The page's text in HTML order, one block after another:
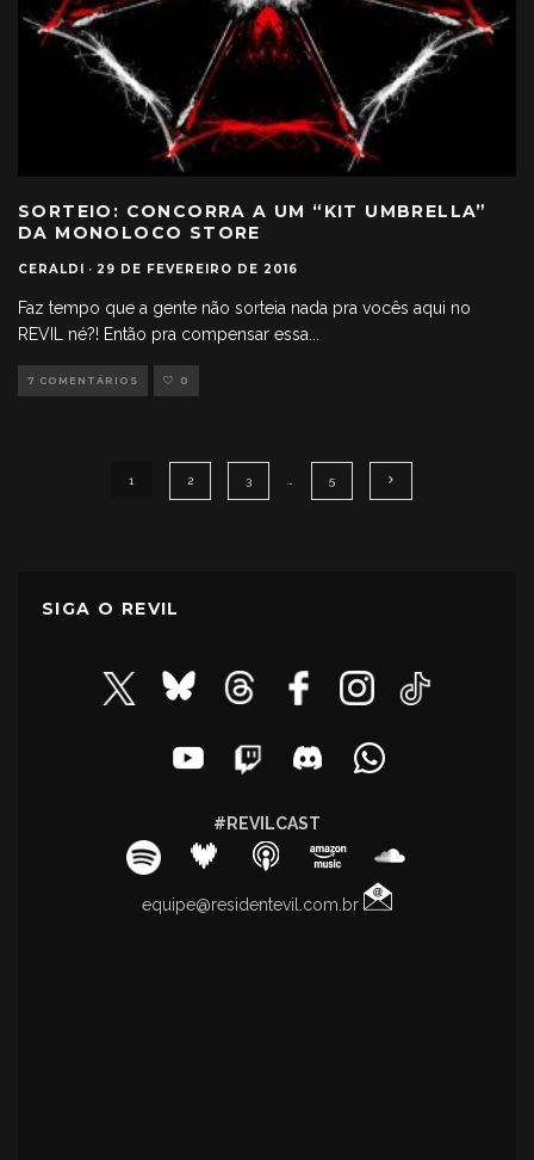
SORTEIO: CONCORRA A UM “KIT UMBRELLA”
DA MONOLOCO STORE
CERALDI · 29 DE FEVEREIRO DE 2016
Faz tempo que a gente não sorteia nada pra vocês aqui no
REVIL né?! Então pra compensar essa
7 COMENTÁRIOS 0
1 2 3 5
SIGA O REVIL
#REVILCAST
equipe@residentevil.com.br